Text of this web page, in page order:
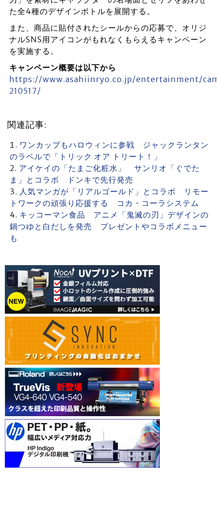
た全4種のデザインボトルを展開する。
また、商品に貼付されたシールからの応募で、オリジ
ナルSNS用アイコンがもれなくもらえるキャンペーン
を実施する。
キャンペーン概要は以下から
https://www.asahiinryo.co.jp/entertainment/
210517/
関連記事:
ワンカップもハロウィンに参戦 ジャックランタン
のラベルで「トリック オア トリート！」
アイケイの「たまご化粧水」 サンリオ「ぐでた
ま」とコラボ ドンキで先行発売
人気マンガが「リアルゴールド」とコラボ リモー
トワークの頑張り応援する コカ・コーラシステム
キッコーマン食品 アニメ「鬼滅の刃」デザインの
鍋つゆと白だしを発売 プレゼントやコラボメニュー
も